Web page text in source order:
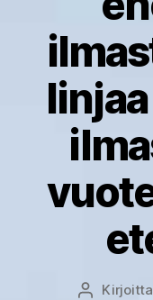
Kirjoittaja